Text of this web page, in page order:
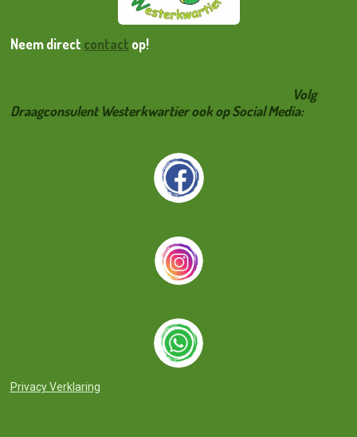
Neem direct contact op!
Volg
Draagconsulent Westerkwartier ook op Social Media:
Privacy Verklaring